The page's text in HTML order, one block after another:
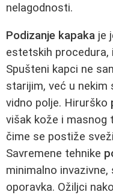
nelagodnosti.
Podizanje kapaka je
estetskih
Spušteni kapci ne
starijim, već u nekim
vidno polje. Hirurško
višak kože i masnog
čime se postiže
Savremene tehnike
minimalno
oporavka. Ožiljci